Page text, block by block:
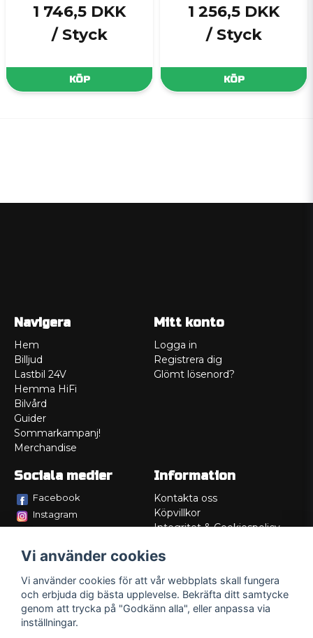
1 746,5 DKK
/ Styck
KÖP
1 256,5 DKK
/ Styck
KÖP
Navigera
Hem
Billjud
Lastbil 24V
Hemma HiFi
Bilvård
Guider
Sommarkampanj!
Merchandise
Mitt konto
Logga in
Registrera dig
Glömt lösenord?
Sociala medier
Facebook
Instagram
Information
Kontakta oss
Köpvillkor
Integritet & Cookiespolicy
Service/Garanti
Lådritning
Om oss
Vi använder cookies
Vi använder cookies för att vår webbplats skall fungera
och erbjuda dig bästa upplevelse. Bekräfta ditt samtycke
genom att trycka på "Godkänn alla", eller anpassa via
inställningar.